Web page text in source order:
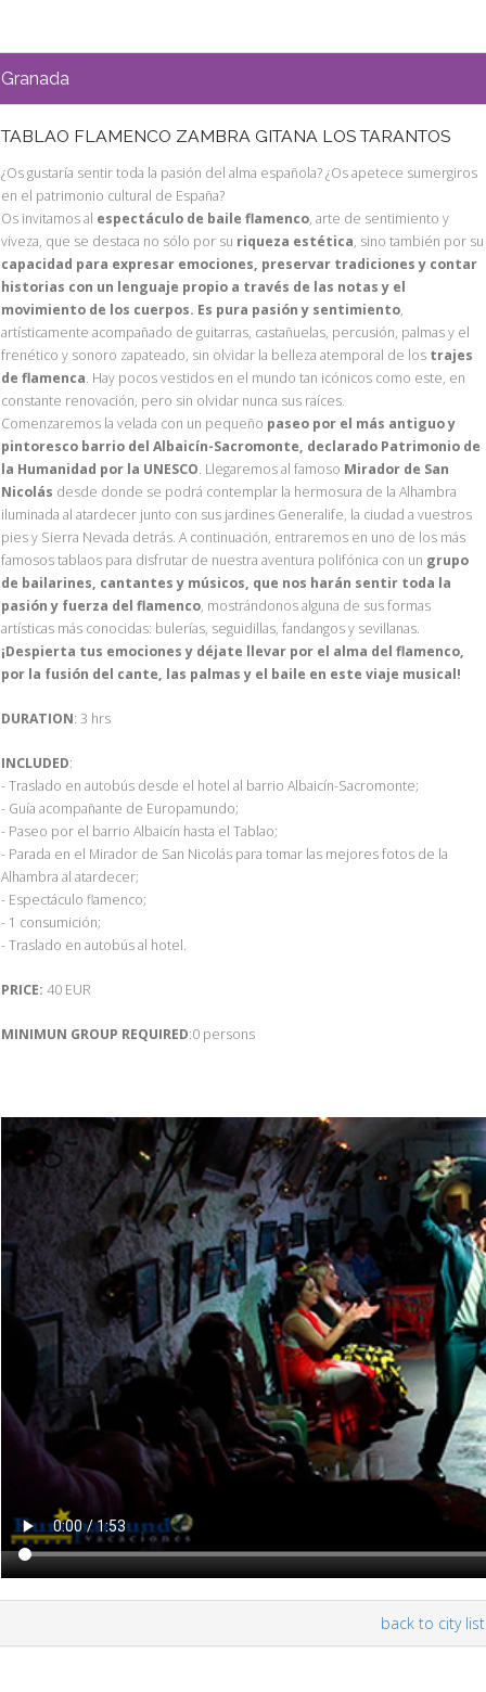
Granada
TABLAO FLAMENCO ZAMBRA GITANA LOS TARANTOS
¿Os gustaría sentir toda la pasión del alma española? ¿Os apetece sumergiros
en el patrimonio cultural de España?
Os invitamos al espectáculo de baile flamenco, arte de sentimiento y
viveza, que se destaca no sólo por su riqueza estética, sino también por su
capacidad para expresar emociones, preservar tradiciones y contar
historias con un lenguaje propio a través de las notas y el
movimiento de los cuerpos. Es pura pasión y sentimiento,
artísticamente acompañado de guitarras, castañuelas, percusión, palmas y el
frenético y sonoro zapateado, sin olvidar la belleza atemporal de los trajes
de flamenca. Hay pocos vestidos en el mundo tan icónicos como este, en
constante renovación, pero sin olvidar nunca sus raíces.
Comenzaremos la velada con un pequeño paseo por el más antiguo y
pintoresco barrio del Albaicín-Sacromonte, declarado Patrimonio de
la Humanidad por la UNESCO. Llegaremos al famoso Mirador de San
Nicolás desde donde se podrá contemplar la hermosura de la Alhambra
iluminada al atardecer junto con sus jardines Generalife, la ciudad a vuestros
pies y Sierra Nevada detrás. A continuación, entraremos en uno de los más
famosos tablaos para disfrutar de nuestra aventura polifónica con un grupo
de bailarines, cantantes y músicos, que nos harán sentir toda la
pasión y fuerza del flamenco, mostrándonos alguna de sus formas
artísticas más conocidas: bulerías, seguidillas, fandangos y sevillanas.
¡Despierta tus emociones y déjate llevar por el alma del flamenco,
por la fusión del cante, las palmas y el baile en este viaje musical!
DURATION: 3 hrs
INCLUDED:
- Traslado en autobús desde el hotel al barrio Albaicín-Sacromonte;
- Guía acompañante de Europamundo;
- Paseo por el barrio Albaicín hasta el Tablao;
- Parada en el Mirador de San Nicolás para tomar las mejores fotos de la
Alhambra al atardecer;
- Espectáculo flamenco;
- 1 consumición;
- Traslado en autobús al hotel.
PRICE: 40 EUR
MINIMUN GROUP REQUIRED:0 persons
back to city list